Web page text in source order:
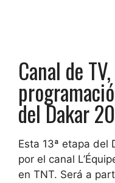
Canal de
del Dakar
Esta 13ª etapa del
por el canal
en TNT. Será a